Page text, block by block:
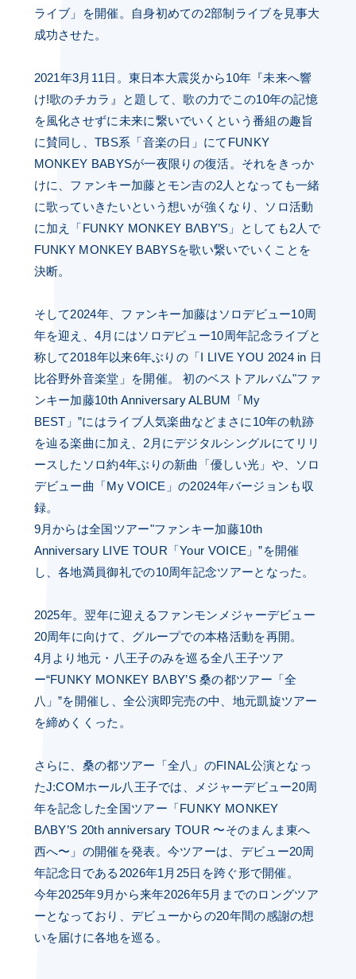
ライブ」を開催。自身初めての2部制ライブを見事大
成功させた。
2021年3月11日。東日本大震災から10年『未来へ響
け!歌のチカラ』と題して、歌の力でこの10年の記憶
を風化させずに未来に繋いでいくという番組の趣旨
に賛同し、TBS系「音楽の日」にてFUNKY
MONKEY BABYSが一夜限りの復活。それをきっか
けに、ファンキー加藤とモン吉の2人となっても一緒
に歌っていきたいという想いが強くなり、ソロ活動
に加え「FUNKY MONKEY BΛBY’S」としても2人で
FUNKY MONKEY BABYSを歌い繋いでいくことを
決断。
そして2024年、ファンキー加藤はソロデビュー10周
年を迎え、4月にはソロデビュー10周年記念ライブと
称して2018年以来6年ぶりの「I LIVE YOU 2024 in 日
比谷野外音楽堂」を開催。 初のベストアルバム"ファ
ンキー加藤10th Anniversary ALBUM「My
BEST」”にはライブ人気楽曲などまさに10年の軌跡
を辿る楽曲に加え、2月にデジタルシングルにてリリ
ースしたソロ約4年ぶりの新曲「優しい光」や、ソロ
デビュー曲「My VOICE」の2024年バージョンも収
録。
9月からは全国ツアー"ファンキー加藤10th
Anniversary LIVE TOUR「Your VOICE」”を開催
し、各地満員御礼での10周年記念ツアーとなった。
2025年。翌年に迎えるファンモンメジャーデビュー
20周年に向けて、グループでの本格活動を再開。
4月より地元・八王子のみを巡る全八王子ツア
ー“FUNKY MONKEY BΛBY’S 桑の都ツアー「全
八」”を開催し、全公演即完売の中、地元凱旋ツアー
を締めくくった。
さらに、桑の都ツアー「全八」のFINAL公演となっ
たJ:COMホール八王子では、メジャーデビュー20周
年を記念した全国ツアー「FUNKY MONKEY
BΛBY’S 20th anniversary TOUR 〜そのまんま東へ
西へ〜」の開催を発表。今ツアーは、デビュー20周
年記念日である2026年1月25日を跨ぐ形で開催。
今年2025年9月から来年2026年5月までのロングツア
ーとなっており、デビューからの20年間の感謝の想
いを届けに各地を巡る。